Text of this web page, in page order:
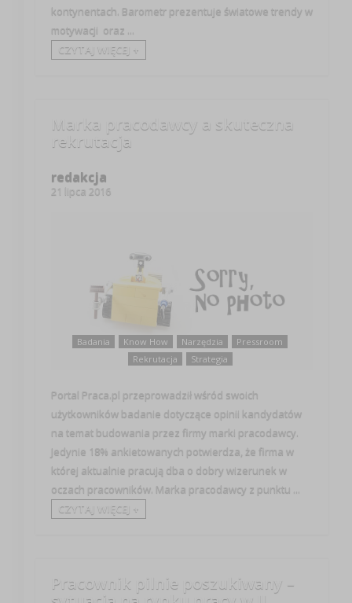
kontynentach. Barometr prezentuje światowe trendy w
motywacji oraz ...
CZYTAJ WIĘCEJ +
Marka pracodawcy a skuteczna
rekrutacja
redakcja
21 lipca 2016
Badania Know How Narzędzia
Pressroom
Rekrutacja
Strategia
Portal Praca.pl przeprowadził wśród swoich
użytkowników badanie dotyczące opinii kandydatów
na temat budowania przez firmy marki pracodawcy.
Jedynie 18% ankietowanych potwierdza, że firma w
której aktualnie pracują dba o dobry wizerunek w
oczach pracowników. Marka pracodawcy z punktu ...
CZYTAJ WIĘCEJ +
Pracownik pilnie poszukiwany –